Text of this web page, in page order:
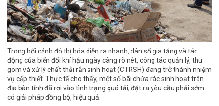
Trong bối cảnh đô thị hóa diễn ra nhanh, dân số gia tăng và tác
động của biến đổi khí hậu ngày càng rõ nét, công tác quản lý, thu
gom và xử lý chất thải rắn sinh hoạt (CTRSH) đang trở thành nhiệm
vụ cấp thiết. Thực tế cho thấy, một số bãi chứa rác sinh hoạt trên
địa bàn tỉnh đã rơi vào tình trạng quá tải, đặt ra yêu cầu phải sớm
có giải pháp đồng bộ, hiệu quả.